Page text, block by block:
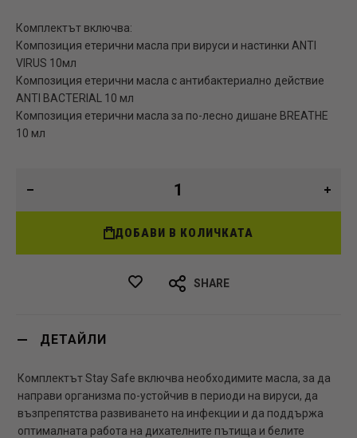
Комплектът включва:
Композиция етерични масла при вируси и настинки ANTI
VIRUS 10мл
Композиция етерични масла с антибактериално действие
ANTI BACTERIAL 10 мл
Композиция етерични масла за по-лесно дишане BREATHE
10 мл
ДОБАВИ В КОЛИЧКАТА
SHARE
ДЕТАЙЛИ
Комплектът Stay Safe включва необходимите масла, за да
направи организма по-устойчив в периоди на вируси, да
възпрепятства развиването на инфекции и да поддържа
оптималната работа на дихателните пътища и белите